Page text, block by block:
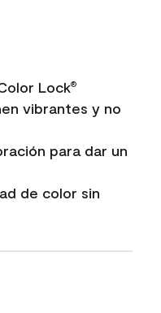
Lock®
vibrantes y no
para dar un
de color sin